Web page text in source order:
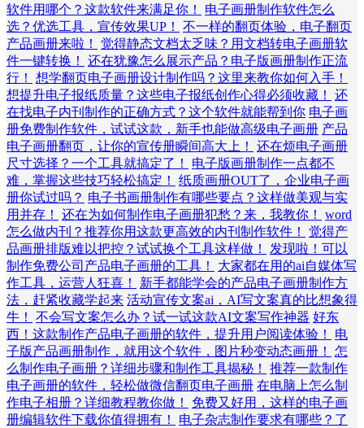
软件用哪个？这款软件来满足你！
电子画册制作软件怎么
选？优选工具，宣传效果UP！
不一样的翻页体验，电子翻页
产品画册来啦！
觉得静态文档太乏味？用文档转电子画册软
件一键转换！
还在犹豫怎么展示产品？电子版画册制作正流
行！
想学翻页电子画册设计制作吗？这里来教你如何入手！
想提升电子报纸质量？这些电子报纸创作心得必须收藏！
还
在找电子内刊制作的正确方式？这个软件就能帮到你 电子画
册免费制作软件，试试这款，新手也能做高级电子画册 产品
电子画册翻页，让你的宣传册瞬间高大上！
还在烦电子画册
尺寸选择？一个工具就搞定了！
电子版画册制作一点都不
难，掌握这些技巧轻松搞定！
纸质画册OUT了，企业电子画
册你试过吗？ 电子书画册制作有哪些要点？这样做美观与实
用并存！
还在为如何制作电子画册犯愁？来，我教你！
word
怎么做内刊？推荐你用这款更高效的内刊制作软件！
觉得产
品画册排版难以把控？试试换个工具这样做！
发现啦！可以
制作免费公司产品电子画册的工具！
大家都在用的ai自媒体写
作工具，运营人狂喜！
新手都能学会的产品电子画册制作方
法，赶紧收藏学起来 活动宣传文案ai，AI写文案真的比想象得
牛！
不会写文案怎么办？试一试这款AI文案写作神器 好东
西！这款制作产品电子画册的软件，提升用户阅读体验！
电
子版产品画册制作，就用这个软件，图片秒变动态画册！
怎
么制作电子画册？详细步骤和制作工具揭秘！
推荐一款制作
电子画册的软件，轻松做微信翻页电子画册 在电脑上怎么制
作电子相册？详细教程教你做！
免费又好用，这样的电子画
册编辑软件下载你值得拥有！
电子杂志制作要求有哪些？了